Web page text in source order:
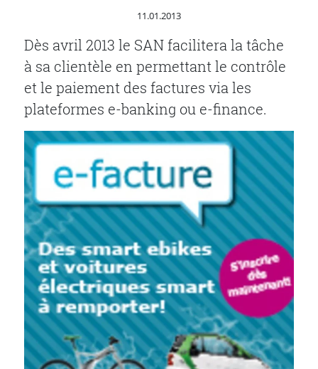
Publié le
11.01.2013
Dès avril 2013 le SAN facilitera la tâche
à sa clientèle en permettant le contrôle
et le paiement des factures via les
plateformes e-banking ou e-finance.